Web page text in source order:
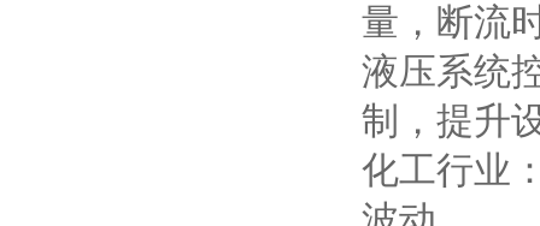
量，断流
液压系统
制，提升
化工行业